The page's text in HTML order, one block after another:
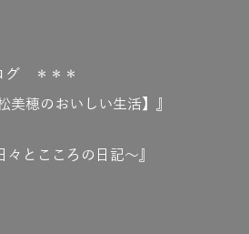
グ ＊＊＊
穂のおいしい生活】』
とこころの日記～』